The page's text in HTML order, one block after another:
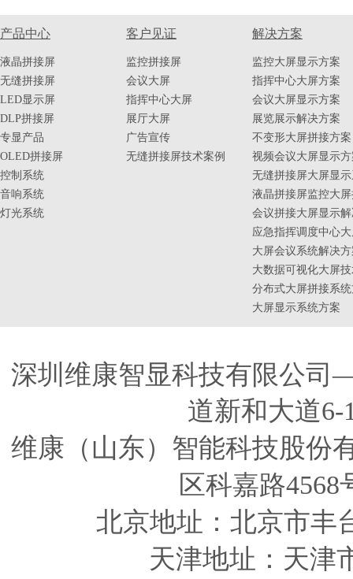
产品中心
液晶拼接屏
无缝拼接屏
LED显示屏
DLP拼接屏
专显产品
OLED拼接屏
控制系统
音响系统
灯光系统
客户见证
监控拼接屏
会议大屏
指挥中心大屏
展厅大屏
广告宣传
无缝拼接屏技术案例
解决方案
监控大屏显示方案
指挥中心大屏方案
会议大屏显示方案
展览展示解决方案
不变形大屏拼接方案
视频会议大屏显示
无缝拼接屏大屏显
液晶拼接屏监控大
会议拼接大屏显示
应急指挥调度中心
大屏会议系统解决
大数据可视化大屏
分布式大屏拼接系
大屏显示系统方案
深圳维康智显科技有限公
道新和大道6-
维康（山东）智能科技股
区科嘉路
北京地址：北京市丰
天津地址 ：天津